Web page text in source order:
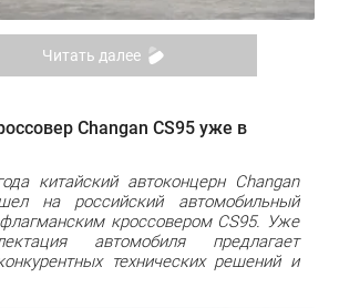
Читать далее
Changan CS95 уже в
китайский автоконцерн Changan
на российский автомобильный
кроссовером CS95. Уже
автомобиля предлагает
технических решений и